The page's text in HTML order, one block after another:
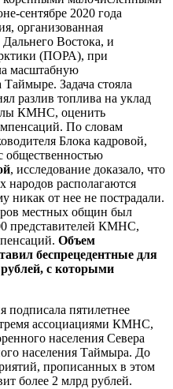
сентябре 2020 года
организованная
Востока, и
(ПОРА), при
масштабную
Задача стояла
разлив топлива на уклад
КМНС, оценить
По словам
Блока кадровой,
общественностью
, исследование доказало, что
народов располагаются
никак от нее не пострадали.
местных общин был
представителей КМНС,
Объем
беспрецедентные для
с которыми
подписала пятилетнее
тремя ассоциациями КМНС,
населения Севера
населения Таймыра. До
прописанных в этом
более 2 млрд рублей.